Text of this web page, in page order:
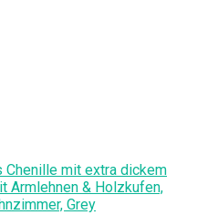
Chenille mit extra dickem
& Holzkufen,
Grey